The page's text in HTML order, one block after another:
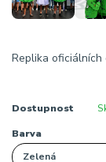
Replika
Dostupnost
Barva